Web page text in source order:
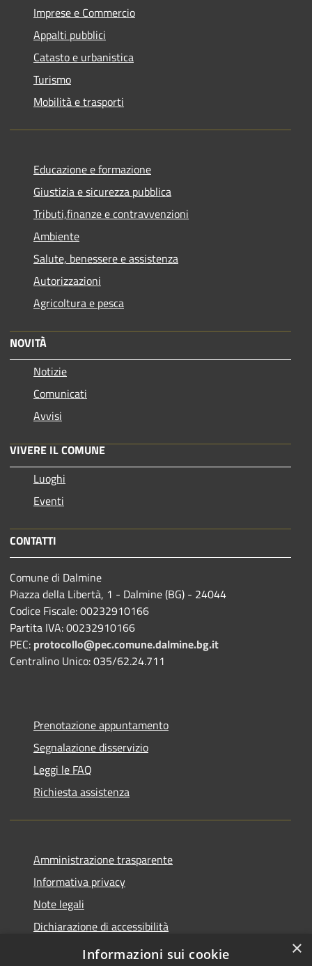
Imprese e Commercio
Appalti pubblici
Catasto e urbanistica
Turismo
Mobilità e trasporti
Educazione e formazione
Giustizia e sicurezza pubblica
Tributi,finanze e contravvenzioni
Ambiente
Salute, benessere e assistenza
Autorizzazioni
Agricoltura e pesca
NOVITÀ
Notizie
Comunicati
Avvisi
VIVERE IL COMUNE
Luoghi
Eventi
CONTATTI
Comune di Dalmine
Piazza della Libertà, 1 - Dalmine (BG) - 24044
Codice Fiscale: 00232910166
Partita IVA: 00232910166
PEC: protocollo@pec.comune.dalmine.bg.it
Centralino Unico: 035/62.24.711
Prenotazione appuntamento
Segnalazione disservizio
Leggi le FAQ
Richiesta assistenza
Amministrazione trasparente
Informativa privacy
Note legali
Dichiarazione di accessibilità
Piano di miglioramento del sito
×
Informazioni sui cookie